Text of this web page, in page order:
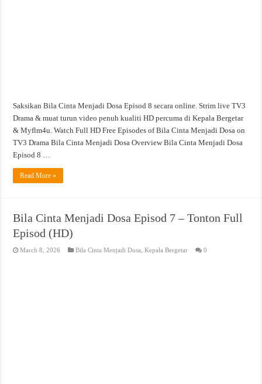
Saksikan Bila Cinta Menjadi Dosa Episod 8 secara online. Strim live TV3
Drama & muat turun video penuh kualiti HD percuma di Kepala Bergetar
& Myflm4u. Watch Full HD Free Episodes of Bila Cinta Menjadi Dosa on
TV3 Drama Bila Cinta Menjadi Dosa Overview Bila Cinta Menjadi Dosa
Episod 8 …
Read More »
Bila Cinta Menjadi Dosa Episod 7 – Tonton Full
Episod (HD)
March 8, 2026 Bila Cinta Menjadi Dosa ,Kepala Bergetar 0